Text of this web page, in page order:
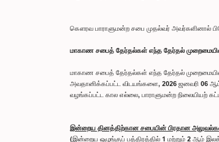
கௌரவ பாராளுமன்ற சபை முதல்வர் அவர்களினால்
மாகாண சபைத் தேர்தல்கள் எந்த தேர்தல் முறைமையின்
மாகாண சபைத் தேர்தல்கள் எந்த தேர்தல் முறைமையின்
அவதானிக்கப்பட்ட விடயங்களை, 2026 ஜனவரி 06 ஆம்
வழங்கப்பட்ட கால எல்லை, பாராளுமன்ற நிலையியற்
இன்றைய தினத்திற்கான சபையின் பிரதான
(இன்றைய ஒழுங்குப் பத்திரத்தில் 1 மற்றும் 2 ஆம்